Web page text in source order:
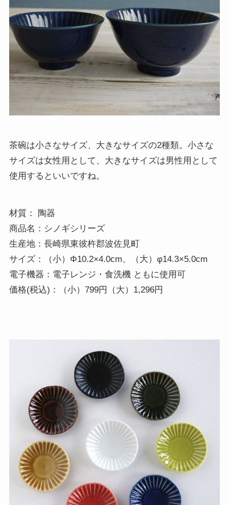
茶碗は小さなサイズ、大きなサイズの2種類。小さな
サイズは女性用として、大きなサイズは男性用として
使用するといいですね。
材質： 陶器
商品名：シノギシリーズ
生産地：長崎県東彼杵郡波佐見町
サイズ：（小）Φ10.2×4.0cm、（大）φ14.3×5.0cm
電子機器：電子レンジ・食洗機 ともに使用可
価格(税込)：（小）799円（大）1,296円